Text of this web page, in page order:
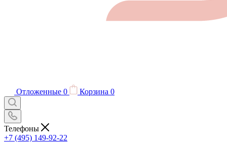
Отложенные 0 Корзина 0
Телефоны
+7 (495) 149-92-22